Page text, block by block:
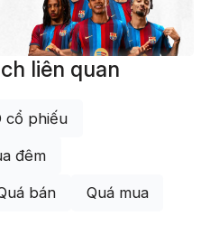
liên quan
cổ phiếu
đêm
bán Quá mua